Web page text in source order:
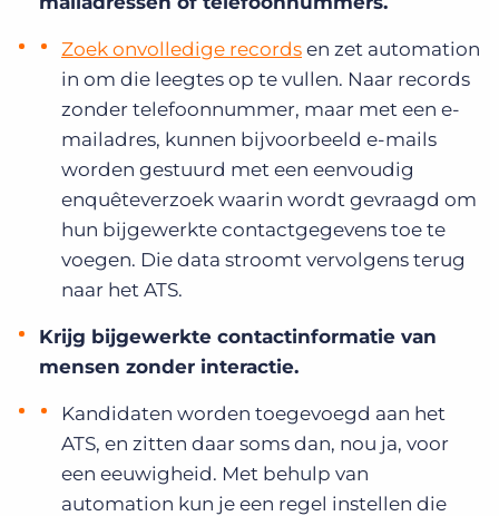
Zoek onvolledige records en zet automation
in om die leegtes op te vullen. Naar records
zonder telefoonnummer, maar met een e-
mailadres, kunnen bijvoorbeeld e-mails
worden gestuurd met een eenvoudig
enquêteverzoek waarin wordt gevraagd om
hun bijgewerkte contactgegevens toe te
voegen. Die data stroomt vervolgens terug
naar het ATS.
Krijg bijgewerkte contactinformatie van
mensen zonder interactie.
Kandidaten worden toegevoegd aan het
ATS, en zitten daar soms dan, nou ja, voor
een eeuwigheid. Met behulp van
automation kun je een regel instellen die